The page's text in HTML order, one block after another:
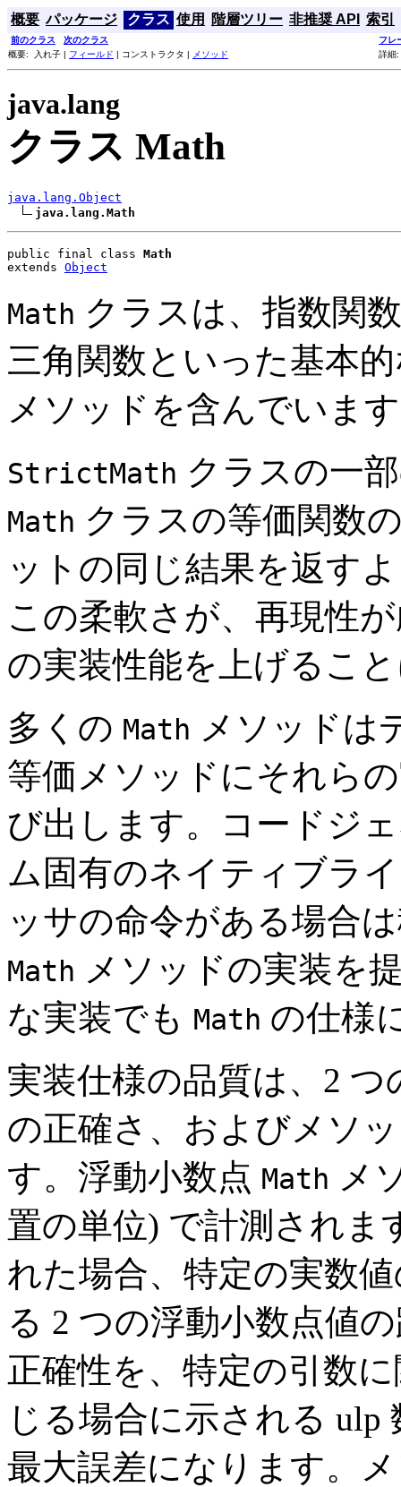
概要 パッケージ クラス 使用 階層ツリー 非推奨 API 索引
前のクラス 次のクラス
フレ
概要: 入れ子 | フィールド | コンストラクタ | メソッド 詳
java.lang
クラス Math
java.lang.Object
java.lang.Math
public final class Math
extends Object
Math クラスは、指数関
三角関数といった基本
メソッドを含んでいま
StrictMath クラスの一
Math クラスの等価関数
ットの同じ結果を返す
この柔軟さが、再現性
の実装性能を上げるこ
多くの Math メソッドは
等価メソッドにそれら
び出します。コードジ
ム固有のネイティブラ
ッサの命令がある場合
Math メソッドの実装を
な実装でも Math の仕様
実装仕様の品質は、2
の正確さ、およびメソ
す。浮動小数点 Math メ
置の単位) で計測されま
れた場合、特定の実数
る 2 つの浮動小数点値
正確性を、特定の引数
じる場合に示される
最大誤差になります。